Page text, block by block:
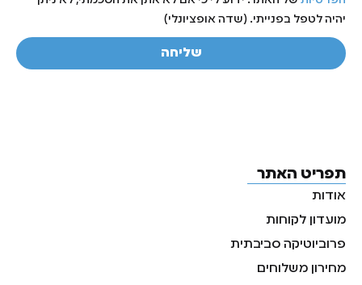
יהיה לטפל בפנייתי. (שדה אופציונלי)
שליחה
תפריט האתר
אודות
מועדון לקוחות
פרוביוטיקה סביבתית
מחירון משלוחים